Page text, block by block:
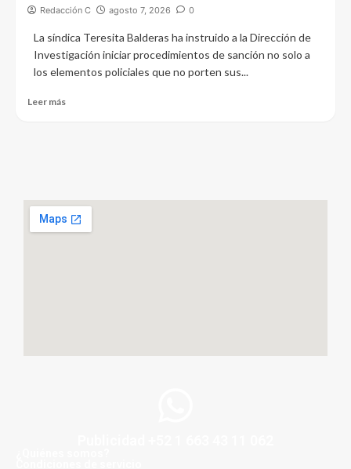
Redacción C agosto 7, 2026 0
La síndica Teresita Balderas ha instruido a la Dirección de
Investigación iniciar procedimientos de sanción no solo a
los elementos policiales que no porten sus...
Leer más